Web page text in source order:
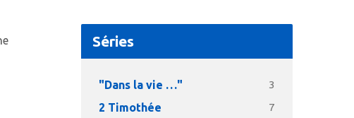
Séries
"Dans la vie …" 3
2 Timothée 7